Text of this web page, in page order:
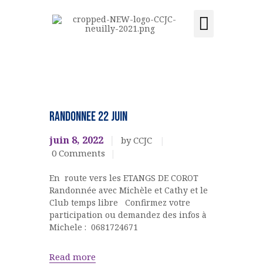
LE CENTRE
ACTIVITÉS ET COURS
CONTACT
ADHÉSION
ACQUISITION DU
CENTRE
activités
TEMPS
LIBRE
RANDONNEE 22 JUIN
juin 8, 2022
by CCJC
0 Comments
En route vers les ETANGS DE COROT
Randonnée avec Michèle et Cathy et le
Club temps libre Confirmez votre
participation ou demandez des infos à
Michele : 0681724671
Read more